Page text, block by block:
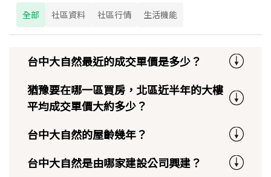
全部 社區資料 社區行情 生活機能
台中大自然最近的成交單價是多少？
猶豫要在哪一區買房，北區近半年的大樓
平均成交單價大約多少？
台中大自然的屋齡幾年？
台中大自然是由哪家建設公司興建？